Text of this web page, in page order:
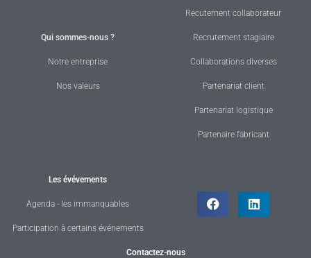
Qui sommes-nous ?
Notre entreprise
Nos valeurs
Recutement collaborateur
Recrutement stagiaire
Collaborations diverses
Partenariat client
Partenariat logistique
Partenaire fabricant
Les évévements
Agenda - les immanquables
Participation à certains événements
Contactez-nous